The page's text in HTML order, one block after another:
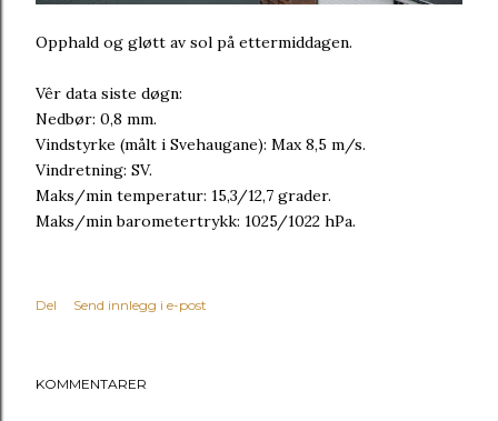
Opphald og gløtt av sol på ettermiddagen.
Vêr data siste døgn:
Nedbør: 0,8 mm.
Vindstyrke (målt i Svehaugane): Max 8,5 m/s.
Vindretning: SV.
Maks/min temperatur: 15,3/12,7 grader.
Maks/min barometertrykk: 1025/1022 hPa.
Del Send innlegg i e-post
KOMMENTARER